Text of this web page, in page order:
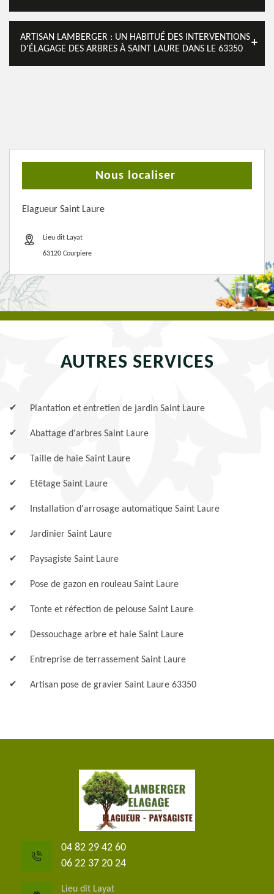
ARTISAN LAMBERGER : UN HABITUÉ DES INTERVENTIONS
D'ÉLAGAGE DES ARBRES À SAINT LAURE DANS LE 63350
Nous localiser
Elagueur Saint Laure
Lieu dit Layat
63120 Courpiere
AUTRES SERVICES
Plantation et entretien de jardin Saint Laure
Abattage d'arbres Saint Laure
Taille de haie Saint Laure
Etêtage Saint Laure
Installation d'arrosage automatique Saint Laure
Jardinier Saint Laure
Paysagiste Saint Laure
Pose de gazon en rouleau Saint Laure
Tonte et réfection de pelouse Saint Laure
Dessouchage arbre et haie Saint Laure
Entreprise de terrassement Saint Laure
Artisan pose de gravier Saint Laure 63350
04 82 29 42 60
06 22 37 20 24
Lieu dit Layat